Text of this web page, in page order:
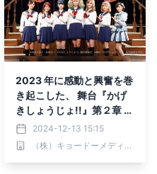
2023 年に感動と興奮を巻
き起こした、 舞台『かげ
きしょうじょ!!』第２章 開
幕！！2024-12-13 15:15
（株）キョードーメディアス